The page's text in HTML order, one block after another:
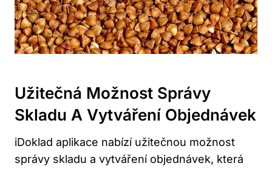
Užitečná Možnost Správy
Skladu A Vytváření Objednávek
iDoklad aplikace nabízí užitečnou možnost
správy skladu a vytváření objednávek, která